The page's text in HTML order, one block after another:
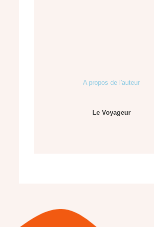
A propos de l'auteur
Le Voyageur